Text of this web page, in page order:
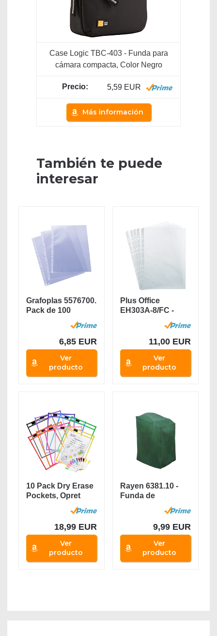
Case Logic TBC-403 - Funda para
cámara compacta, Color Negro
5,59 EUR
Más información
También te puede
interesar
Grafoplas 5576700.
Pack de 100
Multitaladro...
6,85 EUR
Ver
producto
Plus Office
EH303A-8/FC -
multitaladro...
11,00 EUR
Ver
producto
10 Pack Dry Erase
Pockets, Opret
Fundas Fichas
18,99 EUR
Ver
producto
Rayen 6381.10 -
Funda de
Polietileno para
9,99 EUR
Ver
producto